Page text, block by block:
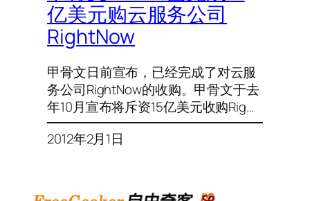
亿美元购云服务公司
RightNow
甲骨文日前宣布，已经完成了对云服
务公司RightNow的收购。甲骨文于去
年10月宣布将斥资15亿美元收购Rig…
2012年2月1日